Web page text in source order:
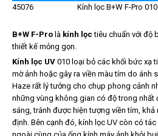
45076
Kính lọc B+W F-Pro
B+W F-Pro là kính lọc tiêu chuẩn với độ
thiết kế mỏng gọn.
Kính lọc UV 010 loại bỏ các khối bức xạ
mờ ảnh hoặc gây ra viền màu tím do ánh
Haze rất lý tưởng cho chụp phong cảnh
những vùng không gian có độ trong nhất
sáng, tránh được hiện tượng viền tím,
định. Bên cạnh đó, kính lọc UV còn có